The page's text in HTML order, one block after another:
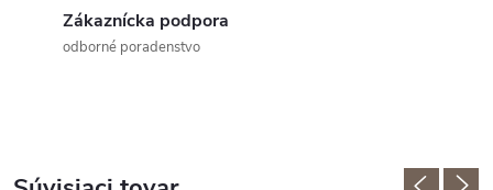
Zákaznícka podpora
odborné poradenstvo